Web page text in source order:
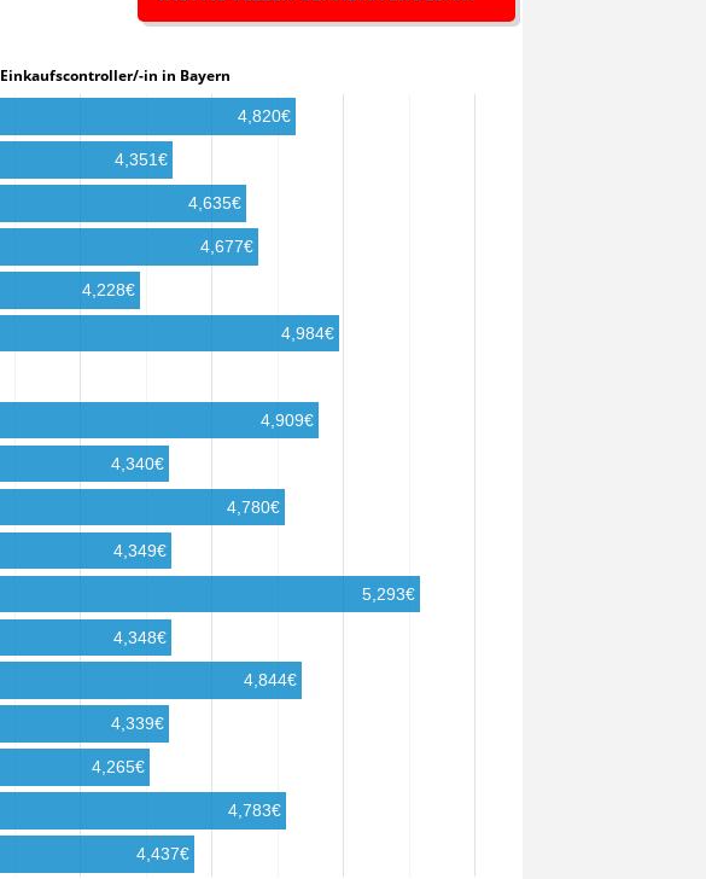
Gehalt Einkaufscontroller/-in in Bayern
4,820€
4,351€
4,635€
4,677€
4,228€
4,984€
4,909€
4,340€
4,780€
4,349€
5,293€
4,348€
4,844€
4,339€
4,265€
4,783€
4,437€